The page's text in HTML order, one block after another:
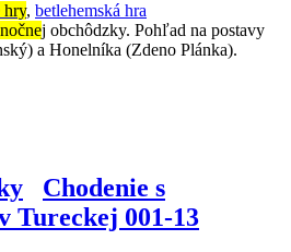
hry, betlehemská hra
j obchôdzky. Pohľad na postavy
a Honelníka (Zdeno Plánka).
Chodenie s
Tureckej 001-13